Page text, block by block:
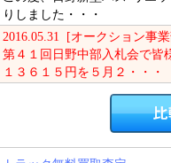
りしました・・・
2016.05.31 [オークション事
第４１回日野中部入札会で皆
１３６１５円を５月２・・・